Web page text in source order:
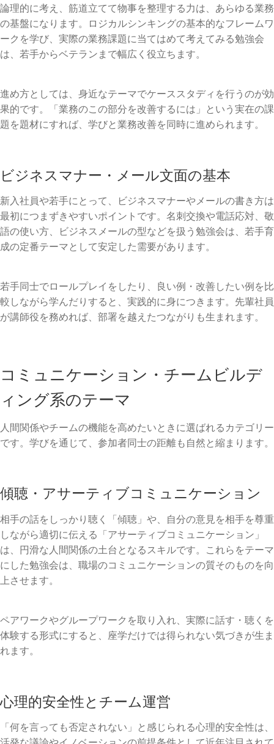
論理的に考え、筋道立てて物事を整理する力は、あらゆる業務
の基盤になります。ロジカルシンキングの基本的なフレームワ
ークを学び、実際の業務課題に当てはめて考えてみる勉強会
は、若手からベテランまで幅広く役立ちます。
進め方としては、身近なテーマでケーススタディを行うのが効
果的です。「業務のこの部分を改善するには」という実在の課
題を題材にすれば、学びと業務改善を同時に進められます。
ビジネスマナー・メール文面の基本
新入社員や若手にとって、ビジネスマナーやメールの書き方は
最初につまずきやすいポイントです。名刺交換や電話応対、敬
語の使い方、ビジネスメールの型などを扱う勉強会は、若手育
成の定番テーマとして安定した需要があります。
若手同士でロールプレイをしたり、良い例・改善したい例を比
較しながら学んだりすると、実践的に身につきます。先輩社員
が講師役を務めれば、部署を越えたつながりも生まれます。
コミュニケーション・チームビルデ
ィング系のテーマ
人間関係やチームの機能を高めたいときに選ばれるカテゴリー
です。学びを通じて、参加者同士の距離も自然と縮まります。
傾聴・アサーティブコミュニケーション
相手の話をしっかり聴く「傾聴」や、自分の意見を相手を尊重
しながら適切に伝える「アサーティブコミュニケーション」
は、円滑な人間関係の土台となるスキルです。これらをテーマ
にした勉強会は、職場のコミュニケーションの質そのものを向
上させます。
ペアワークやグループワークを取り入れ、実際に話す・聴くを
体験する形式にすると、座学だけでは得られない気づきが生ま
れます。
心理的安全性とチーム運営
「何を言っても否定されない」と感じられる心理的安全性は、